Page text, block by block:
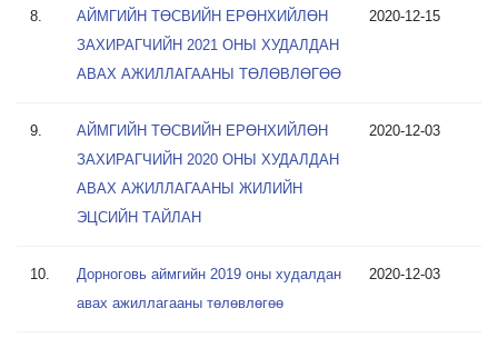
8.
АЙМГИЙН ТӨСВИЙН ЕРӨНХИЙЛӨН
ЗАХИРАГЧИЙН 2021 ОНЫ ХУДАЛДАН
АВАХ АЖИЛЛАГААНЫ ТӨЛӨВЛӨГӨӨ
2020-12-15
9.
АЙМГИЙН ТӨСВИЙН ЕРӨНХИЙЛӨН
ЗАХИРАГЧИЙН 2020 ОНЫ ХУДАЛДАН
АВАХ АЖИЛЛАГААНЫ ЖИЛИЙН
ЭЦСИЙН ТАЙЛАН
2020-12-03
10.
Дорноговь аймгийн 2019 оны худалдан
авах ажиллагааны төлөвлөгөө
2020-12-03